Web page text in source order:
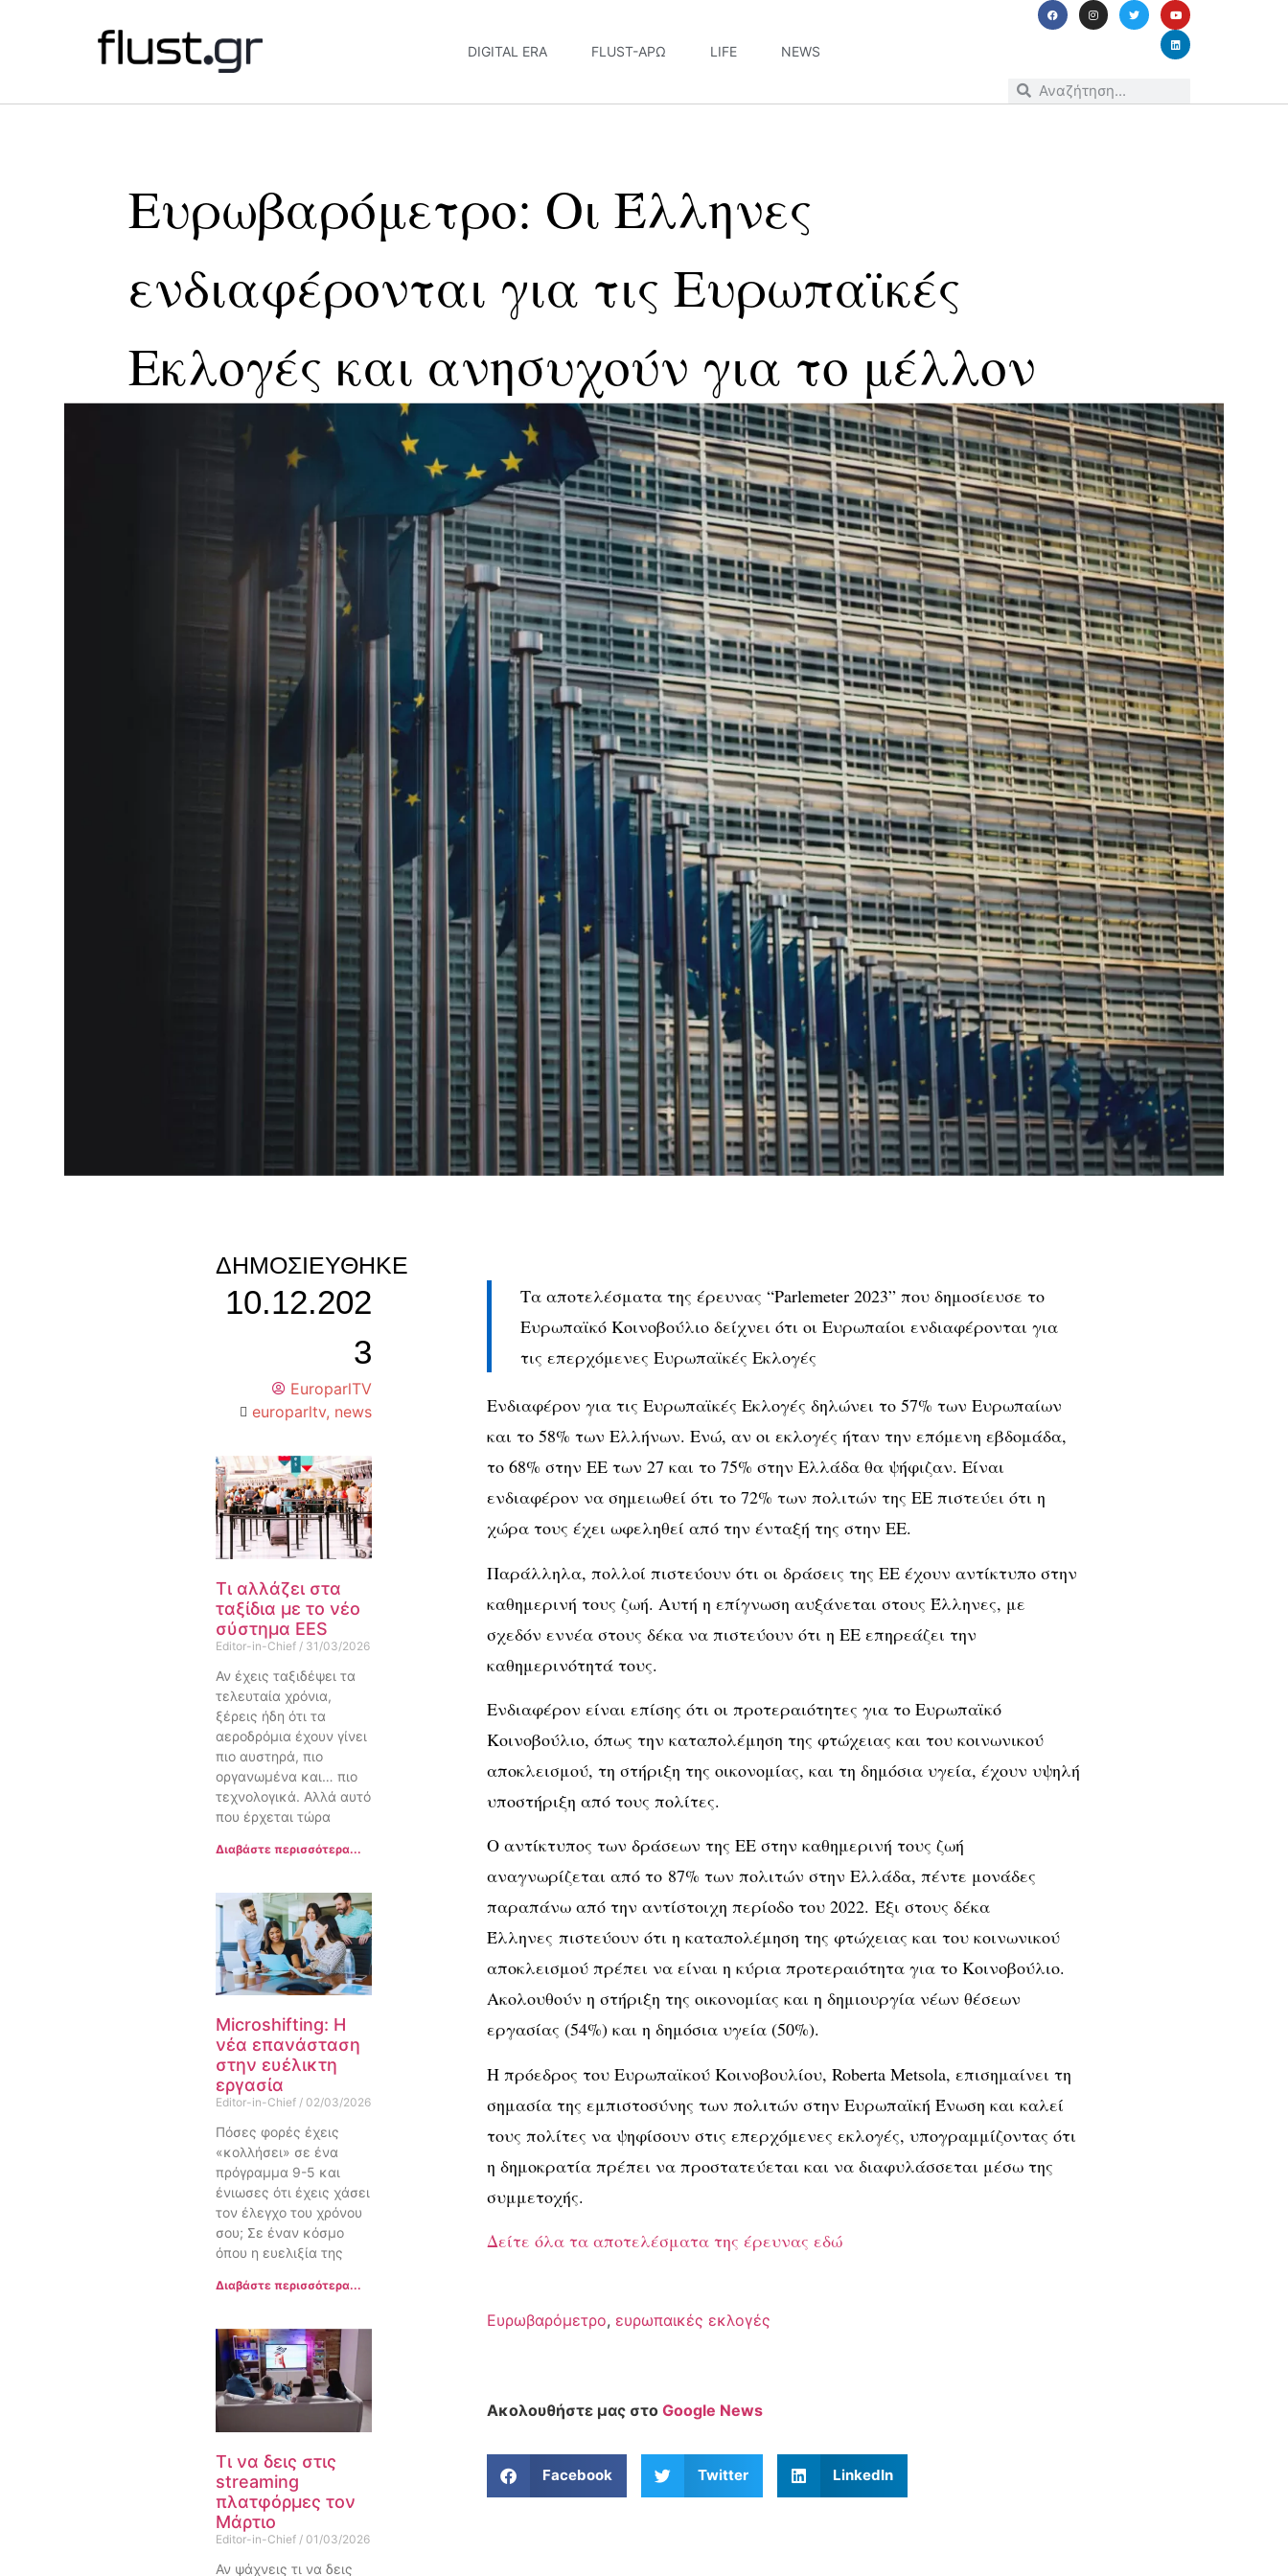
DIGITAL ERA FLUST-ΆΡΩ LIFE NEWS
Ευρωβαρόμετρο: Οι Έλληνες
ενδιαφέρονται για τις Ευρωπαϊκές
Εκλογές και ανησυχούν για το μέλλον
ΔΗΜΟΣΙΕΎΘΗΚΕ
10.12.202
3
EuroparlTV
europarltv, news
Τι αλλάζει στα
ταξίδια με το νέο
σύστημα EES
Editor-in-Chief 31/03/2026
Αν έχεις ταξιδέψει τα
τελευταία χρόνια,
ξέρεις ήδη ότι τα
αεροδρόμια έχουν γίνει
πιο αυστηρά, πιο
οργανωμένα και… πιο
τεχνολογικά. Αλλά αυτό
που έρχεται τώρα
Διαβάστε περισσότερα...
Microshifting: Η
νέα επανάσταση
στην ευέλικτη
εργασία
Editor-in-Chief 02/03/2026
Πόσες φορές έχεις
«κολλήσει» σε ένα
πρόγραμμα 9-5 και
ένιωσες ότι έχεις χάσει
τον έλεγχο του χρόνου
σου; Σε έναν κόσμο
όπου η ευελιξία της
Διαβάστε περισσότερα...
Τι να δεις στις
streaming
πλατφόρμες τον
Μάρτιο
Editor-in-Chief 01/03/2026
Αν ψάχνεις τι να δεις
Τα αποτελέσματα της έρευνας “Parlemeter 2023” που δημοσίευσε το
Ευρωπαϊκό Κοινοβούλιο δείχνει ότι οι Ευρωπαίοι ενδιαφέρονται για
τις επερχόμενες Ευρωπαϊκές Εκλογές
Ενδιαφέρον για τις Ευρωπαϊκές Εκλογές δηλώνει το 57% των Ευρωπαίων
και το 58% των Ελλήνων. Ενώ, αν οι εκλογές ήταν την επόμενη εβδομάδα,
το 68% στην ΕΕ των 27 και το 75% στην Ελλάδα θα ψήφιζαν. Είναι
ενδιαφέρον να σημειωθεί ότι το 72% των πολιτών της ΕΕ πιστεύει ότι η
χώρα τους έχει ωφεληθεί από την ένταξή της στην ΕΕ.
Παράλληλα, πολλοί πιστεύουν ότι οι δράσεις της ΕΕ έχουν αντίκτυπο στην
καθημερινή τους ζωή. Αυτή η επίγνωση αυξάνεται στους Έλληνες, με
σχεδόν εννέα στους δέκα να πιστεύουν ότι η ΕΕ επηρεάζει την
καθημερινότητά τους.
Ενδιαφέρον είναι επίσης ότι οι προτεραιότητες για το Ευρωπαϊκό
Κοινοβούλιο, όπως την καταπολέμηση της φτώχειας και του κοινωνικού
αποκλεισμού, τη στήριξη της οικονομίας, και τη δημόσια υγεία, έχουν υψηλή
υποστήριξη από τους πολίτες.
Ο αντίκτυπος των δράσεων της ΕΕ στην καθημερινή τους ζωή
αναγνωρίζεται από το 87% των πολιτών στην Ελλάδα, πέντε μονάδες
παραπάνω από την αντίστοιχη περίοδο του 2022. Έξι στους δέκα
Έλληνες πιστεύουν ότι η καταπολέμηση της φτώχειας και του κοινωνικού
αποκλεισμού πρέπει να είναι η κύρια προτεραιότητα για το Κοινοβούλιο.
Ακολουθούν η στήριξη της οικονομίας και η δημιουργία νέων θέσεων
εργασίας (54%) και η δημόσια υγεία (50%).
Η πρόεδρος του Ευρωπαϊκού Κοινοβουλίου, Roberta Metsola, επισημαίνει τη
σημασία της εμπιστοσύνης των πολιτών στην Ευρωπαϊκή Ένωση και καλεί
τους πολίτες να ψηφίσουν στις επερχόμενες εκλογές, υπογραμμίζοντας ότι
η δημοκρατία πρέπει να προστατεύεται και να διαφυλάσσεται μέσω της
συμμετοχής.
Δείτε όλα τα αποτελέσματα της έρευνας εδώ
Ευρωβαρόμετρο, ευρωπαικές εκλογές
Ακολουθήστε μας στο Google News
Facebook Twitter LinkedIn